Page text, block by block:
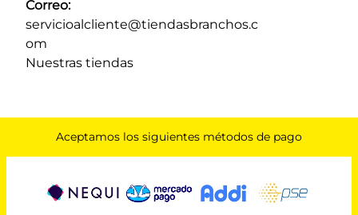
Correo:
servicioalcliente@tiendasbranchos.c
om
Nuestras tiendas
Aceptamos los siguientes métodos de pago